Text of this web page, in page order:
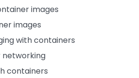
images
images
with containers
networking
containers